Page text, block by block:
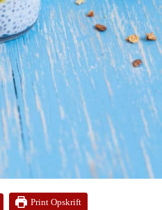
Print Opskrift